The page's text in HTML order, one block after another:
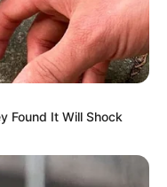
Found It Will Shock